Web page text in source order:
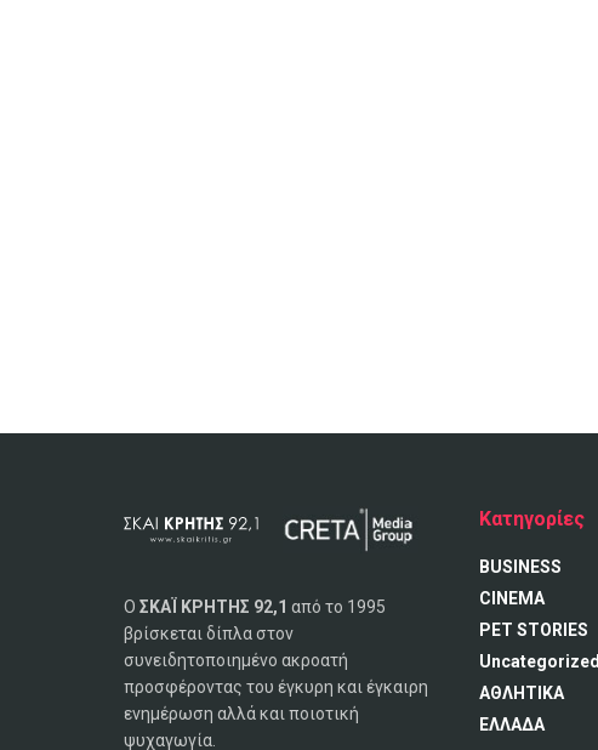
Ο ΣΚΑΪ ΚΡΗΤΗΣ 92,1 από το 1995
βρίσκεται δίπλα στον
συνειδητοποιημένο ακροατή
προσφέροντας του έγκυρη και έγκαιρη
ενημέρωση αλλά και ποιοτική
ψυχαγωγία.
Κατηγορίες
BUSINESS
CINEMA
PET STORIES
Uncategorized
ΑΘΛΗΤΙΚΑ
ΕΛΛΑΔΑ